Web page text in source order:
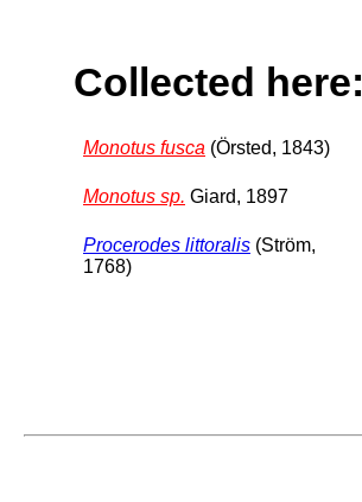
Collected here:
Monotus fusca (Örsted, 1843)
Monotus sp. Giard, 1897
Procerodes littoralis (Ström,
1768)